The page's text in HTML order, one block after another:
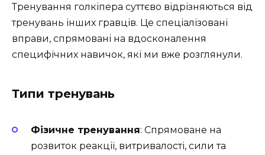
Тренування голкіпера суттєво відрізняються від
тренувань інших гравців. Це спеціалізовані
вправи, спрямовані на вдосконалення
специфічних навичок, які ми вже розглянули.
Типи тренувань
Фізичне тренування: Спрямоване на
розвиток реакції, витривалості, сили та